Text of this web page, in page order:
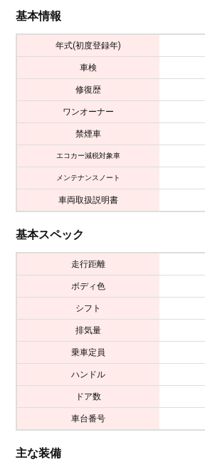
基本情報
年式(初度登録年)
車検
修復歴
ワンオーナー
禁煙車
エコカー減税対象車
メンテナンスノート
車両取扱説明書
基本スペック
走行距離
ボディ色
シフト
排気量
乗車定員
ハンドル
ドア数
車台番号
主な装備